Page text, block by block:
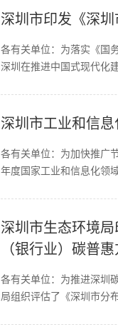
深圳市印发《深
各有关单位：为落实《国
深圳在推进中国式现代化
深圳市工业和信
各有关单位：为加快推广
年度国家工业和信息化领
深圳市生态环境
（银行业）碳普
各有关单位：为推进深圳
局组织评估了《深圳市分